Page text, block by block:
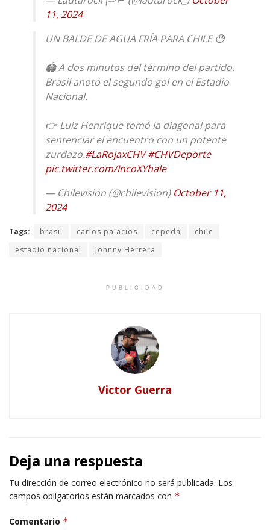
11, 2024
UN BALDE DE AGUA FRÍA PARA CHILE 😓
🏟️ A dos minutos del término del partido,
Brasil anotó el segundo gol en el Estadio
Nacional.
👉 Luiz Henrique tomó la diagonal para
sentenciar el encuentro con un potente
zurdazo.#LaRojaxCHV #CHVDeporte
pic.twitter.com/IncoXYhale
— Chilevisión (@chilevision) October 11,
2024
Tags: brasil carlos palacios cepeda
chile
estadio nacional
Johnny Herrera
PUBLICIDAD
Victor Guerra
Deja una respuesta
Tu dirección de correo electrónico no será publicada. Los
campos obligatorios están marcados con *
Comentario *